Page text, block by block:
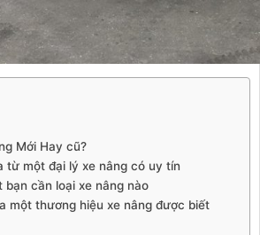
Mới Hay cũ?
từ một đại lý xe nâng có uy tín
bạn cần loại xe nâng nào
một thương hiệu xe nâng được biết